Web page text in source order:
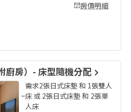
房價明細
廚房）- 床型隨機分配
需求2張日式床墊 和 1張雙人
床 或 2張日式床墊 和 2張單
人床